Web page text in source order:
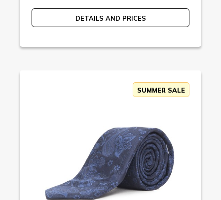
DETAILS AND PRICES
SUMMER SALE